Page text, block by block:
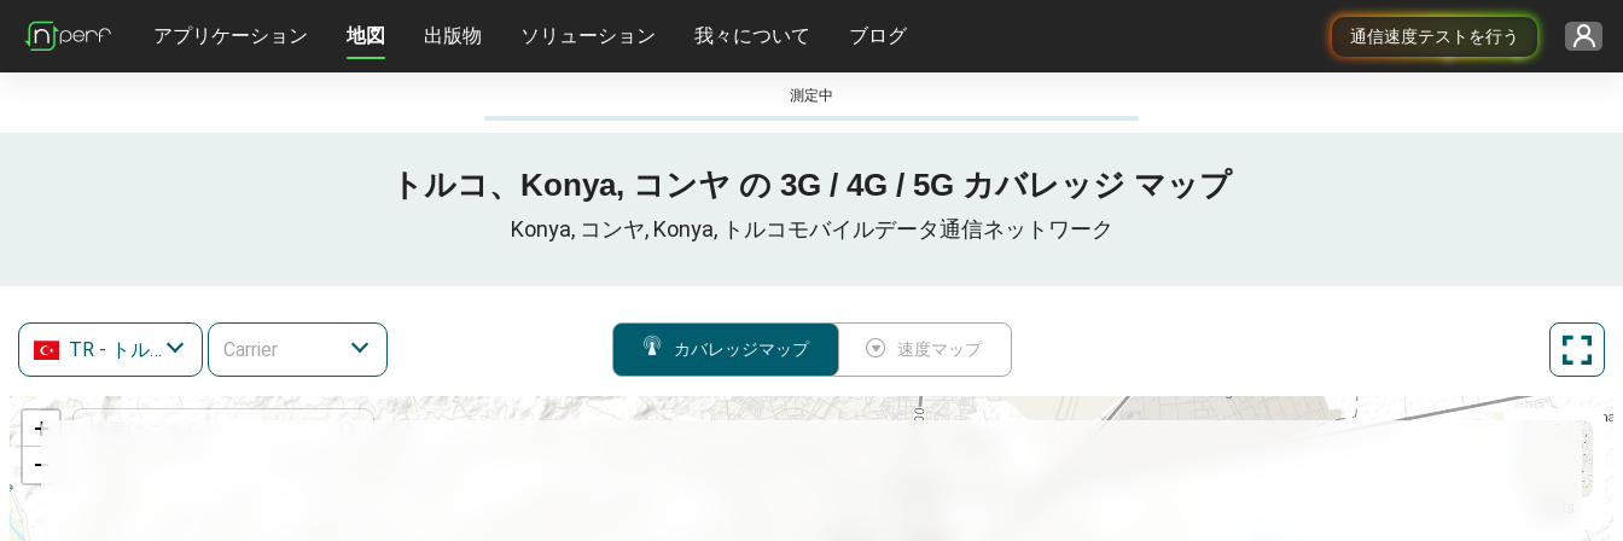
通信速度テストを行う
アプリケーション 地図 出版物 ソリューション 我々について ブログ
測定中
トルコ、Konya, コンヤ の 3G / 4G / 5G カバレッジ マップ
Konya, コンヤ, Konya, トルコモバイルデータ通信ネットワーク
TR - トルコ カバレッジマップ 速度マップ
+
−